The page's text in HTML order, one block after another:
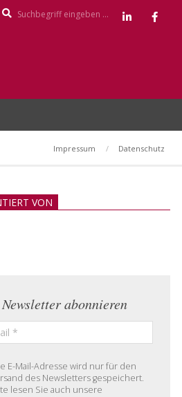
Impressum Datenschutz
VON
Newsletter abonnieren
E-Mail-Adresse wird nur für den
des Newsletters gespeichert.
lesen Sie auch unsere